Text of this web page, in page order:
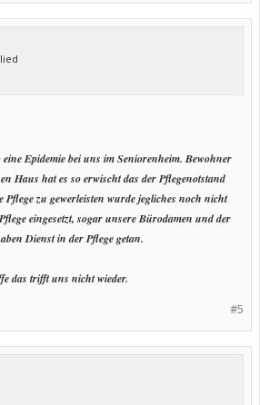
Epidemie bei uns im Seniorenheim. Bewohner
Haus hat es so erwischt das der Pflegenotstand
zu gewerleisten wurde jegliches noch nicht
eingesetzt, sogar unsere Bürodamen und der
Dienst in der Pflege getan.
das trifft uns nicht wieder.
#5